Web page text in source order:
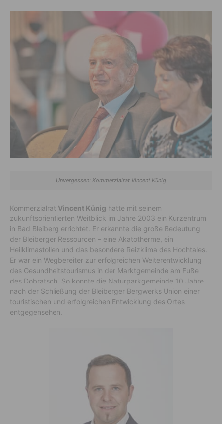
Unvergessen: Kommerzialrat Vincent Künig
Kommerzialrat Vincent Künig hatte mit seinem
zukunftsorientierten Weitblick im Jahre 2003 ein Kurzentrum
in Bad Bleiberg errichtet. Er erkannte die große Bedeutung
der Bleiberger Ressourcen – eine Akatotherme, ein
Heilklimastollen und das besondere Reizklima des Hochtales.
Er war ein Wegbereiter zur erfolgreichen Weiterentwicklung
des Gesundheitstourismus in der Marktgemeinde am Fuße
des Dobratsch. So konnte die Naturparkgemeinde 10 Jahre
nach der Schließung der Bleiberger Bergwerks Union einer
touristischen und erfolgreichen Entwicklung des Ortes
entgegensehen.